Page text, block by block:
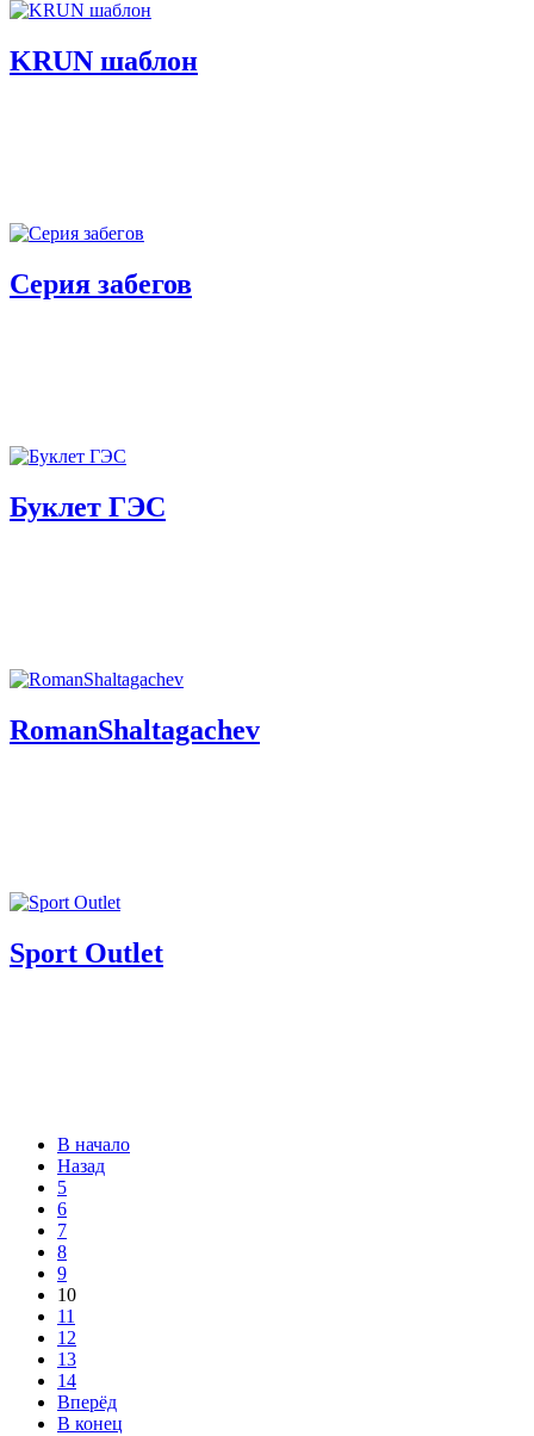
KRUN шаблон
Серия забегов
Буклет ГЭС
RomanShaltagachev
Sport Outlet
В начало
Назад
5
6
7
8
9
10
11
12
13
14
Вперёд
В конец